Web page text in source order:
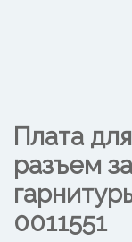
Плата
разъем
0011551